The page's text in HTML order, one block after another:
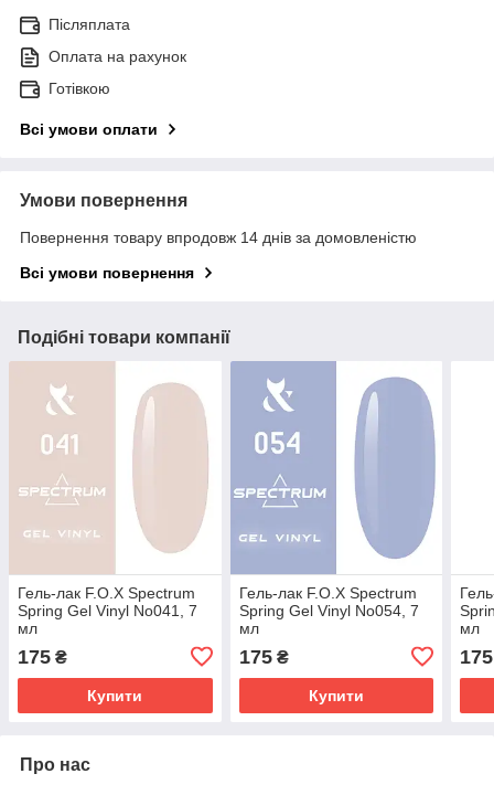
Післяплата
Оплата на рахунок
Готівкою
Всі умови оплати
Умови повернення
Повернення товару впродовж 14 днів за домовленістю
Всі умови повернення
Подібні товари компанії
Гель-лак F.O.X Spectrum
Spring Gel Vinyl No041, 7
мл
175 ₴
Купити
Гель-лак F.O.X Spectrum
Spring Gel Vinyl No054, 7
мл
175₴
Купити
мл
175
Про нас